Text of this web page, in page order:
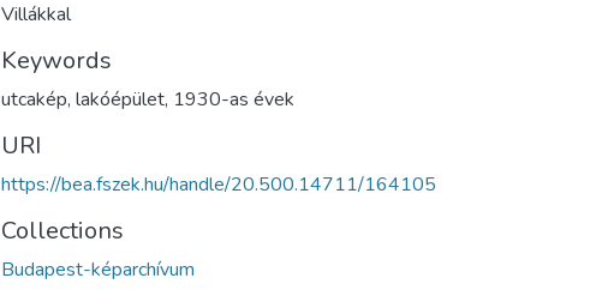
Villákkal
Keywords
utcakép, lakóépület, 1930-as évek
URI
https://bea.fszek.hu/handle/20.500.14711/164105
Collections
Budapest-képarchívum